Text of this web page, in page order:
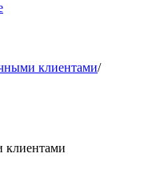
клиентами/
клиентами